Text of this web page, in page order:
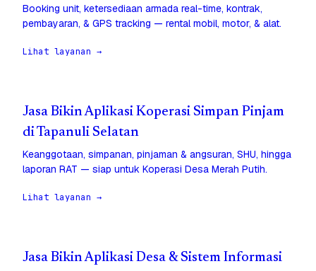
Booking unit, ketersediaan armada real-time, kontrak,
pembayaran, & GPS tracking — rental mobil, motor, & alat.
Lihat layanan →
Jasa Bikin Aplikasi Koperasi Simpan Pinjam
di Tapanuli Selatan
Keanggotaan, simpanan, pinjaman & angsuran, SHU, hingga
laporan RAT — siap untuk Koperasi Desa Merah Putih.
Lihat layanan →
Jasa Bikin Aplikasi Desa & Sistem Informasi